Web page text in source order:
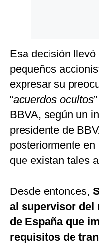
Esa decisión
pequeños
expresar su
“acuerdos ocultos
BBVA, según un
presidente de
posteriormente
que existan tales
Desde entonces,
al supervisor del
de España que
requisitos de